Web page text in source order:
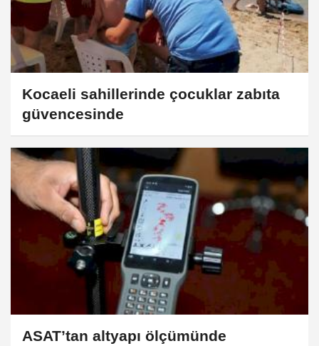
Kocaeli sahillerinde çocuklar zabıta
güvencesinde
ASAT’tan altyapı ölçümünde